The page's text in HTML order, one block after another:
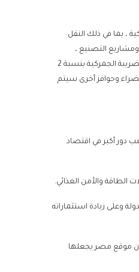
، بما في ذلك النقل
التصنيع ،
والحصول على خصم يتراوح بين 30-50 في المائة من تكاليف الاستثمار من الأرباح الخاضعة للضريبة ، وتحديد معدل الضريبة الجمركية بنسبة 2
وحوافز أخرى سيتم
دور أكبر في اقتصاد
والأمن الغذائي.
وعلى زيادة استثماراته
أن موقع مصر يجعلها